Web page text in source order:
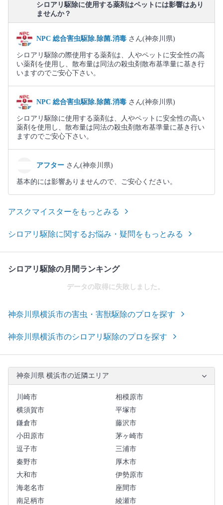
シロアリ駆除に使用する薬剤はペットには影響はあり
ませんか？
NPC 総合害虫駆除.除菌.消毒 さん(神奈川県)
シロアリ駆除の際使用する薬剤は、人やペットに安全性の高
い薬剤を使用し、散布量は同法の殺虫剤散布基準量に基き行
いますのでご安心下さい。
NPC 総合害虫駆除.除菌.消毒 さん(神奈川県)
シロアリ駆除に使用する薬剤は、人やペットに安全性の高い
薬剤を使用し、散布量は同法の殺虫剤散布基準量に基き行い
ますのでご安心下さい。
アフター さん(神奈川県)
基本的には影響ありませんので、ご安心ください。
アスクマイスターをもっとみる
シロアリ駆除に関するお悩み・疑問をもっとみる
シロアリ駆除の月間ランキング
データの取得に失敗しました。
神奈川県横浜市の害虫・害獣駆除のプロを探す
神奈川県横浜市のシロアリ駆除のプロを探す
神奈川県 横浜市の近隣エリア
川崎市
相模原市
横須賀市
平塚市
鎌倉市
藤沢市
小田原市
茅ヶ崎市
逗子市
三浦市
秦野市
厚木市
大和市
伊勢原市
海老名市
座間市
南足柄市
綾瀬市